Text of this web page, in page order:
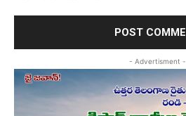
- Advertisment -